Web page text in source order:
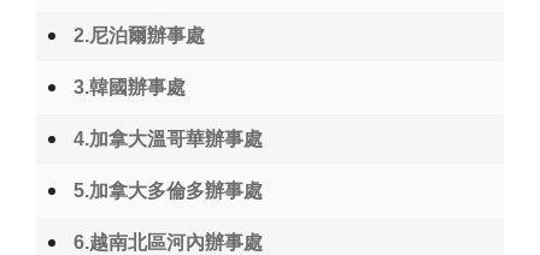
2.尼泊爾辦事處
3.韓國辦事處
4.加拿大溫哥華辦事處
5.加拿大多倫多辦事處
6.越南北區河內辦事處